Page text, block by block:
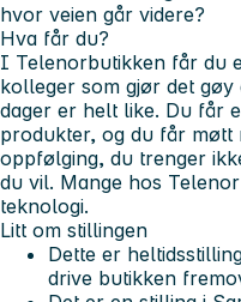
hvor veien går videre?
Hva får du?
I Telenorbutikken får du
kolleger som gjør det
dager er helt like. Du får
produkter, og du får
oppfølging, du trenger
du vil. Mange hos
teknologi.
Litt om stillingen
Dette er
drive butikken